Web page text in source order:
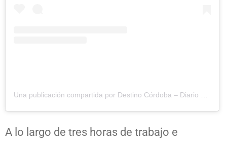
Una publicación compartida por Destino Córdoba – Diario Digital (@destinocordobaok)
A lo largo de tres horas de trabajo e